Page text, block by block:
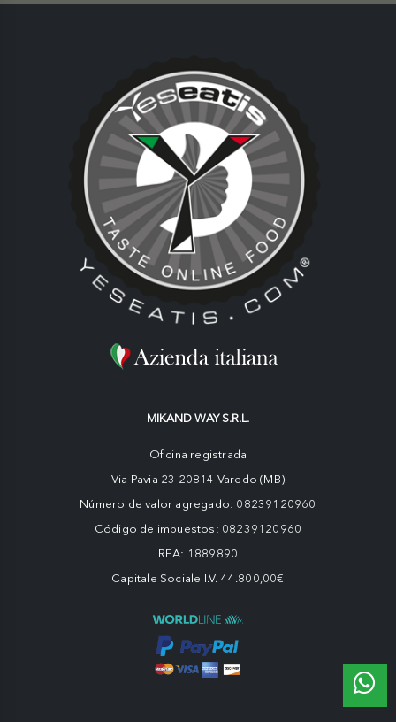
MIKAND WAY S.R.L.
Oficina registrada
Via Pavia 23 20814 Varedo (MB)
Número de valor agregado: 08239120960
Código de impuestos: 08239120960
REA: 1889890
Capitale Sociale I.V. 44.800,00€